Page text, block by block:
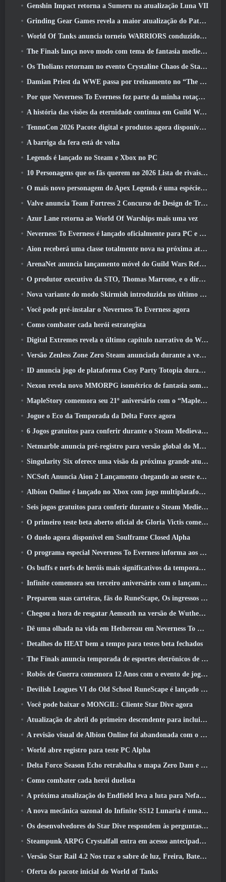
Genshin Impact retorna a Sumeru na atualização Luna VII
Grinding Gear Games revela a maior atualização do Path Of Exile II até agora, Retorno dos Antigos
World Of Tanks anuncia torneio WARRIORS conduzido pela comunidade
The Finals lança novo modo com tema de fantasia medieval ‘Dragon’s Claim’
Os Tholians retornam no evento Crystaline Chaos de Star Trek Online
Damian Priest da WWE passa por treinamento no “The Loot Camp” no trailer de ação ao vivo do Burst Fest da Delta Force
Por que Neverness To Everness fez parte da minha rotação, Por agora
A história das visões da eternidade continua em Guild Wars 2 Próxima semana
TennoCon 2026 Pacote digital e produtos agora disponíveis para compra
A barriga da fera está de volta
Legends é lançado no Steam e Xbox no PC
10 Personagens que os fãs querem no 2026 Lista de rivais da Marvel com maior probabilidade e qual a probabilidade de eles acontecerem
O mais novo personagem do Apex Legends é uma espécie de demônio da velocidade
Valve anuncia Team Fortress 2 Concurso de Design de Troféu ÜBERFEST
Azur Lane retorna ao World Of Warships mais uma vez
Neverness To Everness é lançado oficialmente para PC e consoles
Aion receberá uma classe totalmente nova na próxima atualização do Dread Blade
ArenaNet anuncia lançamento móvel do Guild Wars Reforged
O produtor executivo da STO, Thomas Marrone, e o diretor criativo da Neverwinter, Randy Mosiondz, discutem os jogos e o futuro do Cryptic
Nova variante do modo Skirmish introduzida no último ato de Valorant
Você pode pré-instalar o Neverness To Everness agora
Como combater cada herói estrategista
Digital Extremes revela o último capítulo narrativo do Warframe com novos curtas de anime
Versão Zenless Zone Zero Steam anunciada durante a versão 2.8 Programa Especial
ID anuncia jogo de plataforma Cosy Party Totopia durante o Xbox Showcase, Começa o recrutamento beta
Nexon revela novo MMORPG isométrico de fantasia sombria, Brasas dos sem coroa
MapleStory comemora seu 21º aniversário com o “Maple University Event”
Jogue o Eco da Temporada da Delta Force agora
6 Jogos gratuitos para conferir durante o Steam Medieval Fest
Netmarble anuncia pré-registro para versão global do MMORPG de ficção científica RF Online Next
Singularity Six oferece uma visão da próxima grande atualização de Palia, The Royal Highlands
NCSoft Anuncia Aion 2 Lançamento chegando ao oeste este ano
Albion Online é lançado no Xbox com jogo multiplataforma completo
Seis jogos gratuitos para conferir durante o Steam Medieval Fest
O primeiro teste beta aberto oficial de Gloria Victis começa hoje
O duelo agora disponível em Soulframe Closed Alpha
O programa especial Neverness To Everness informa aos jogadores o que esperar dos lançamentos
Os buffs e nerfs de heróis mais significativos da temporada 7.5
Infinite comemora seu terceiro aniversário com o lançamento do SS12 Lunaria hoje
Preparem suas carteiras, fãs do RuneScape, Os ingressos para o RuneFest estão prestes a ser colocados à venda
Chegou a hora de resgatar Aemeath na versão de Wuthering Waves 3.3 Atualizar
Dê uma olhada na vida em Hethereau em Neverness To Everness, vídeo de pré-visualização do jogo de lançamento
Detalhes do HEAT bem a tempo para testes beta fechados
The Finals anuncia temporada de esportes eletrônicos de US$ 200 mil
Robôs de Guerra comemora 12 Anos com o evento de jogos robóticos marcianos
Devilish Leagues VI do Old School RuneScape é lançado hoje
Você pode baixar o MONGIL: Cliente Star Dive agora
Atualização de abril do primeiro descendente para incluir versão beta do novo conteúdo do Endgame
A revisão visual de Albion Online foi abandonada com o lançamento da atualização Radiant Wilds hoje
World abre registro para teste PC Alpha
Delta Force Season Echo retrabalha o mapa Zero Dam e expande a jogabilidade das operações
Como combater cada herói duelista
A próxima atualização do Endfield leva a luta para Nefarith
A nova mecânica sazonal do Infinite SS12 Lunaria é uma das “maiores adições” ao jogo
Os desenvolvedores do Star Dive respondem às perguntas dos jogadores em uma transmissão ao vivo surpresa
Steampunk ARPG Crystalfall entra em acesso antecipado, Mas não sem alguns problemas
Versão Star Rail 4.2 Nos traz o sabre de luz, Freira, Baterista Trailblazer e um emanador de euforia
Oferta do pacote inicial do World of Tanks